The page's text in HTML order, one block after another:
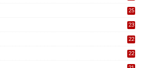
25
23
22
22